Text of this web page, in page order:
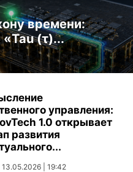
времени:
(τ)...
управления:
1.0 открывает
развития
13.05.2026 | 19:42